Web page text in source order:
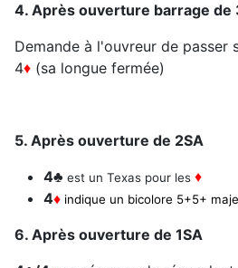
4. Après ouverture barrage de
Demande à l'ouvreur de passer
4♦ (sa longue fermée)
5. Après ouverture de 2SA
4♣ est un Texas pour les ♦
4♦ indique un bicolore 5+5+
6. Après ouverture de 1SA